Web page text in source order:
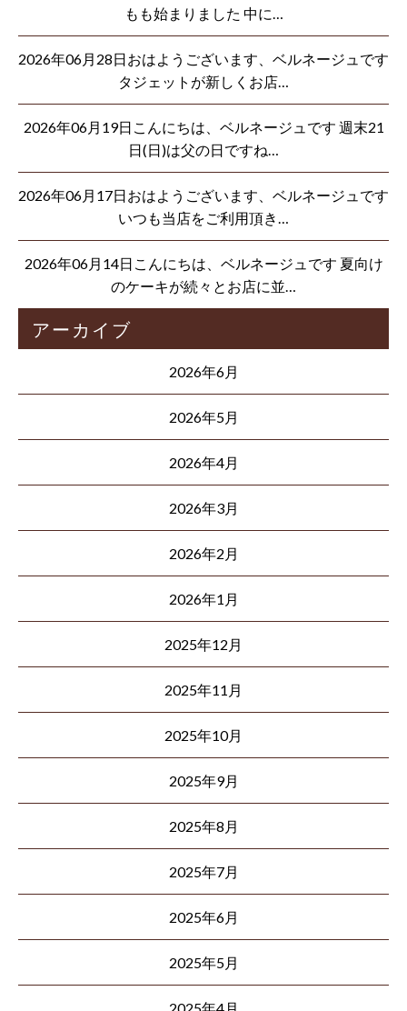
もも始まりました 中に…
2026年06月28日おはようございます、ベルネージュです
タジェットが新しくお店…
2026年06月19日こんにちは、ベルネージュです 週末21
日(日)は父の日ですね…
2026年06月17日おはようございます、ベルネージュです
いつも当店をご利用頂き…
2026年06月14日こんにちは、ベルネージュです 夏向け
のケーキが続々とお店に並…
アーカイブ
2026年6月
2026年5月
2026年4月
2026年3月
2026年2月
2026年1月
2025年12月
2025年11月
2025年10月
2025年9月
2025年8月
2025年7月
2025年6月
2025年5月